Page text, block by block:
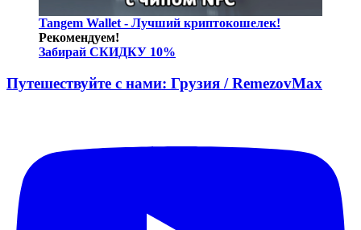
Tangem Wallet - Лучший криптокошелек!
Рекомендуем!
Забирай СКИДКУ 10%
Путешествуйте с нами: Грузия / RemezovMax